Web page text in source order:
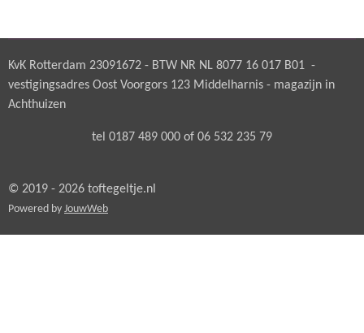
KvK Rotterdam 23091672 - BTW NR NL 8077 16 017 B01 -
vestigingsadres Oost Voorgors 123 Middelharnis - magazijn in
Achthuizen
tel 0187 489 000 of 06 532 235 79
© 2019 - 2026 toftegeltje.nl
Powered by JouwWeb